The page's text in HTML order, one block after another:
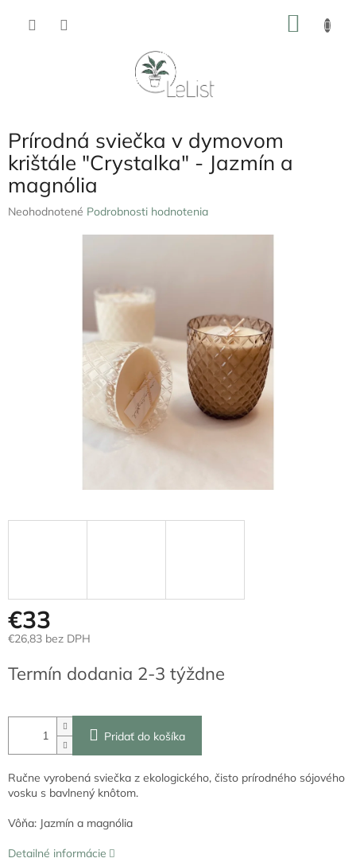
Prírodná sviečka v dymovom
krištále "Crystalka" - Jazmín a
magnólia
Priemerné
Neohodnotené Podrobnosti hodnotenia
€33
€26,83 bez DPH
cena:
Termín dodania 2-3 týždne
Pridať do košíka
Ručne vyrobená sviečka z ekologického, čisto prírodného sójového
vosku s bavlnený knôtom.
Vôňa: Jazmín a magnólia
Detailné informácie